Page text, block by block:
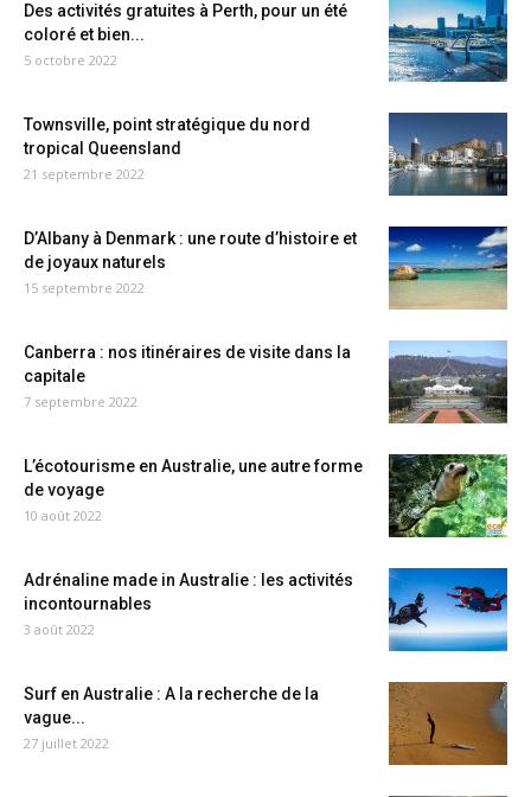
Des activités gratuites à Perth, pour un été
coloré et bien...
5 octobre 2022
Townsville, point stratégique du nord
tropical Queensland
21 septembre 2022
D’Albany à Denmark : une route d’histoire et
de joyaux naturels
15 septembre 2022
Canberra : nos itinéraires de visite dans la
capitale
7 septembre 2022
L’écotourisme en Australie, une autre forme
de voyage
10 août 2022
Adrénaline made in Australie : les activités
incontournables
3 août 2022
Surf en Australie : A la recherche de la
vague...
27 juillet 2022